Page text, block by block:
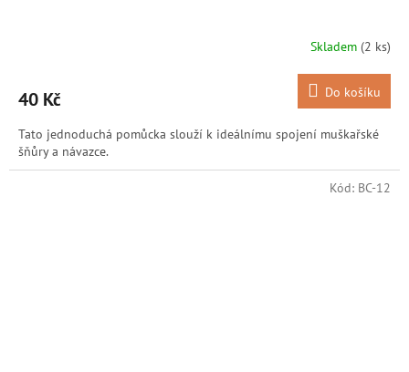
Skladem (2 ks)
40 Kč Do košíku
Tato jednoduchá pomůcka slouží k ideálnímu spojení muškařské
šňůry a návazce.
Kód: BC-12